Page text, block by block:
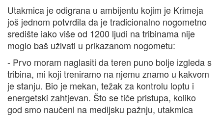
Utakmica je odigrana u ambijentu kojim je Krimeja
još jednom potvrdila da je tradicionalno nogometno
središte iako više od 1200 ljudi na tribinama nije
moglo baš uživati u prikazanom nogometu:
- Prvo moram naglasiti da teren puno bolje izgleda s
tribina, mi koji treniramo na njemu znamo u kakvom
je stanju. Bio je mekan, težak za kontrolu loptu i
energetski zahtjevan. Što se tiče pristupa, koliko
god smo naučeni na medijsku pažnju, utakmica